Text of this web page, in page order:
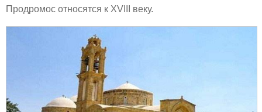
Продромос относятся к XVIII веку.